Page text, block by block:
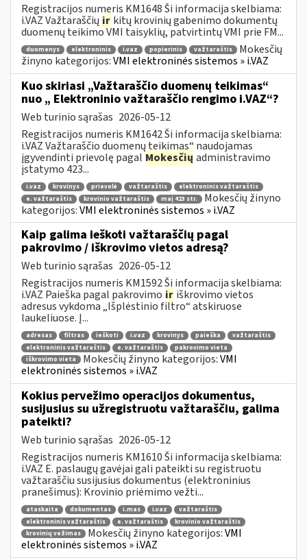
Registracijos numeris KM1648 Ši informacija skelbiama:
i.VAZ Važtaraščių ir kitų krovinių gabenimo dokumentų
duomenų teikimo VMI taisyklių, patvirtintų VMI prie FM...
duomenys elektroninis i.vaz popierinis važtaraštis
Mokesčių
žinyno kategorijos:VMI elektroninės sistemos » i.VAZ
Kuo skiriasi „Važtaraščio duomenų teikimas“
nuo „ Elektroninio važtaraščio rengimo i.VAZ“?
Web turinio sąrašas 2026-05-12
Registracijos numeris KM1642 Ši informacija skelbiama:
i.VAZ Važtaraščio duomenų teikimas“ naudojamas
įgyvendinti prievolę pagal Mokesčių administravimo
įstatymo 423...
i.vaz krovinys prievolė važtaraštis
elektroninis važtaraštis
e. važtaraštis
krovinio važtaraštis maį 423 str.
Mokesčių žinyno
kategorijos:VMI elektroninės sistemos » i.VAZ
Kaip galima ieškoti važtaraščių pagal
pakrovimo / iškrovimo vietos adresą?
Web turinio sąrašas 2026-05-12
Registracijos numeris KM1592 Ši informacija skelbiama:
i.VAZ Paieška pagal pakrovimo ir iškrovimo vietos
adresus vykdoma „Išplėstinio filtro“ atskiruose
laukeliuose. Į...
adresas filtras ieškoti i.vaz krovinys paieška
važtaraštis
elektroninis važtaraštis
e. važtaraštis
pakrovimo vieta
iškrovimo vieta
Mokesčių žinyno kategorijos:VMI
elektroninės sistemos » i.VAZ
Kokius pervežimo operacijos dokumentus,
susijusius su užregistruotu važtaraščiu, galima
pateikti?
Web turinio sąrašas 2026-05-12
Registracijos numeris KM1610 Ši informacija skelbiama:
i.VAZ E. paslaugų gavėjai gali pateikti su registruotu
važtaraščiu susijusius dokumentus (elektroninius
pranešimus): Krovinio priėmimo vežti...
ataskaita dokumentas i.mas i.vaz
važtaraštis
elektroninis važtaraštis
e. važtaraštis
krovinio važtaraštis
krovinių vežimas
Mokesčių žinyno kategorijos:VMI
elektroninės sistemos » i.VAZ